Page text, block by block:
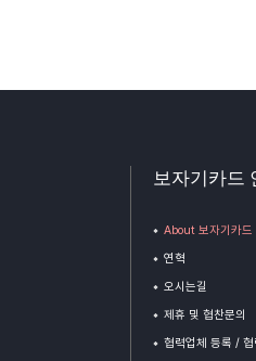
보자기카드
About 보자기카드
연혁
오시는길
제휴 및 협찬문의
협력업체 등록 /